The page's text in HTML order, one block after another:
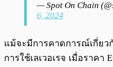
— Spot On Chain
6, 2024
แม้จะมีการคาดการณ์เกี่ย
การใช้เลเวอเรจ เมื่อราคา